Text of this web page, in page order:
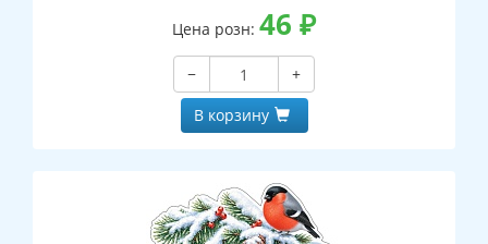
Цена розн: 46 ₽
−
+
В корзину